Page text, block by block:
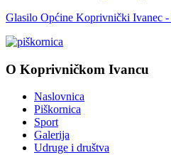
Glasilo Općine Koprivnički Ivanec -
O Koprivničkom Ivancu
Naslovnica
Piškornica
Sport
Galerija
Udruge i društva